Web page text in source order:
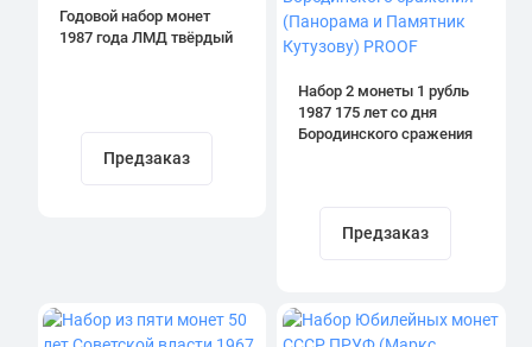
Годовой набор монет
1987 года ЛМД твёрдый
Предзаказ
Набор 2 монеты 1 рубль
1987 175 лет со дня
Бородинского сражения
Предзаказ